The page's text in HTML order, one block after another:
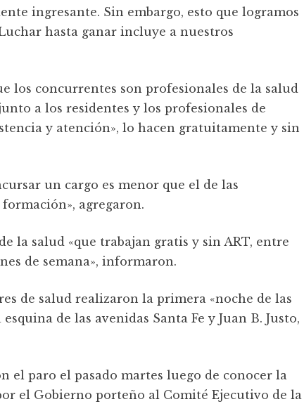
ingresante. Sin embargo, esto que logramos
hasta ganar incluye a nuestros
los concurrentes son profesionales de la salud
a los residentes y los profesionales de
y atención», lo hacen gratuitamente y sin
un cargo es menor que el de las
agregaron.
la salud «que trabajan gratis y sin ART, entre
de semana», informaron.
de salud realizaron la primera «noche de las
de las avenidas Santa Fe y Juan B. Justo,
el paro el pasado martes luego de conocer la
el Gobierno porteño al Comité Ejecutivo de la